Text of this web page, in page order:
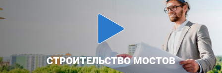
СТРОИТЕЛЬСТВО МОСТОВ